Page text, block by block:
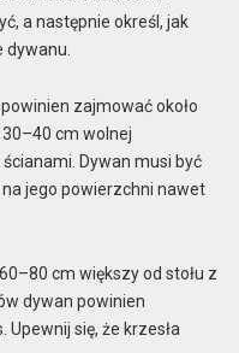
a następnie określ, jak
dywanu.
zajmować około
cm wolnej
Dywan musi być
na jego powierzchni nawet
cm większy od stołu z
dywan powinien
się, że krzesła